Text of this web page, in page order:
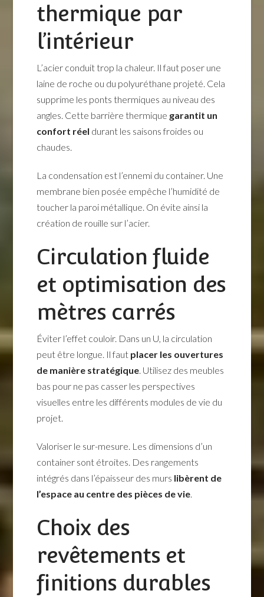
thermique par
l’intérieur
L’acier conduit trop la chaleur. Il faut poser une
laine de roche ou du polyuréthane projeté. Cela
supprime les ponts thermiques au niveau des
angles. Cette barrière thermique garantit un
confort réel durant les saisons froides ou
chaudes.
La condensation est l’ennemi du container. Une
membrane bien posée empêche l’humidité de
toucher la paroi métallique. On évite ainsi la
création de rouille sur l’acier.
Circulation fluide
et optimisation des
mètres carrés
Éviter l’effet couloir. Dans un U, la circulation
peut être longue. Il faut placer les ouvertures
de manière stratégique. Utilisez des meubles
bas pour ne pas casser les perspectives
visuelles entre les différents modules de vie du
projet.
Valoriser le sur-mesure. Les dimensions d’un
container sont étroites. Des rangements
intégrés dans l’épaisseur des murs libèrent de
l’espace au centre des pièces de vie.
Choix des
revêtements et
finitions durables